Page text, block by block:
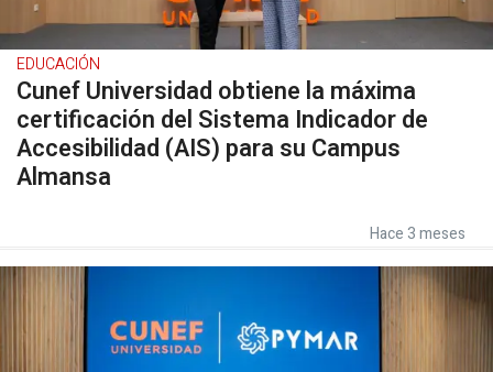
EDUCACIÓN
Cunef Universidad obtiene la máxima
certificación del Sistema Indicador de
Accesibilidad (AIS) para su Campus
Almansa
Hace 3 meses